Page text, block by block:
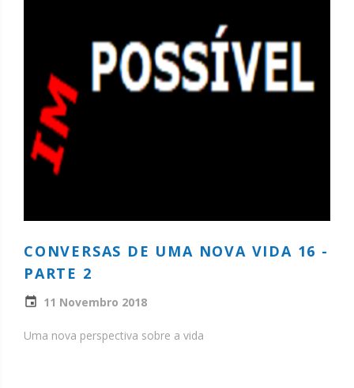
CONVERSAS DE UMA NOVA VIDA 16 -
PARTE 2
11 Novembro 2018
Uma nova perspectiva sobre a vida